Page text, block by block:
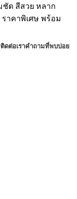
ชัด สีสวย หลาก
ราคาพิเศษ พร้อม
ติดต่อเราคำถามที่พบบ่อย